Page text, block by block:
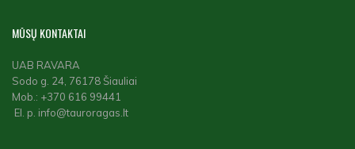
MŪSŲ KONTAKTAI
UAB RAVARA
Sodo g. 24, 76178 Šiauliai
Mob.: +370 616 99441
El. p. info@tauroragas.lt